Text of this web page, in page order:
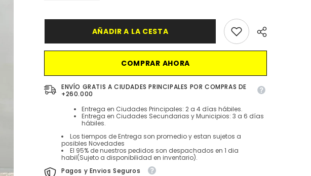
con
AÑADIR A LA CESTA
COMPRAR AHORA
ENVÍO GRATIS A CIUDADES PRINCIPALES POR COMPRAS DE
+260.000
Entrega en Ciudades Principales: 2 a 4 días hábiles.
Entrega en Ciudades Secundarias y Municipios: 3 a 6 días
hábiles.
Los tiempos de Entrega son promedio y estan sujetos a
posibles Novedades
El 95% de nuestros pedidos son despachados en 1 dia
habil(Sujeto a disponibilidad en inventario).
Pagos y Envios Seguros